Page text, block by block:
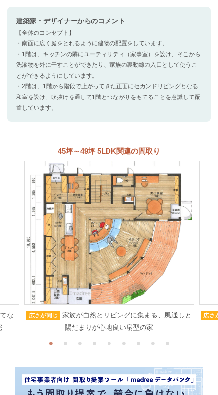
建築家・デザイナーからのコメント
【全体のコンセプト】
・南面に広く庭をとれるように建物の配置をしています。
・1階は、キッチンの隣にユーティリティ（家事室）を設け、そこから
洗濯物を外に干すことができたり、家族の裏動線の入口として使うこ
とができるようにしています。
・2階は、1階から階段で上がってきた正面にセカンドリビングとなる
和室を設け、吹抜けを通して1階とつながりをもてることを意識して配
置しています。
45坪～49坪 5LDK関連の間取り
な
広さが同じ
家族が自然とリビングに集まる、風通しと
陽だまりが心地良い扇型の家
広さ